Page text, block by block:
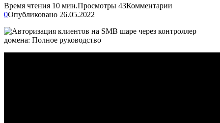
Время чтения 10 мин.Просмотры 43Комментарии
0Опубликовано 26.05.2022